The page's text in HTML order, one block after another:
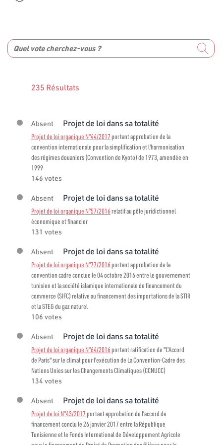
235 Résultats
Absent Projet de loi dans sa totalité
Projet de loi organique N°44/2017portant approbation de la
convention internationale pour la simplification et l'harmonisation
des régimes douaniers (Convention de Kyoto) de 1973, amendée en
1999
146 votes
Absent Projet de loi dans sa totalité
Projet de loi organique N°57/2016relatif au pôle juridictionnel
économique et financier
131 votes
Absent Projet de loi dans sa totalité
Projet de loi organique N°77/2016portant approbation de la
convention cadre conclue le 04 octobre 2016 entre le gouvernement
tunisien et la société islamique internationale de financement du
commerce (SIFC) relative au financement des importations de la STIR
et la STEG du gaz naturel
106 votes
Absent Projet de loi dans sa totalité
Projet de loi organique N°64/2016portant ratification de "L'Accord
de Paris" sur le climat pour l'exécution de La Convention-Cadre des
Nations Unies sur les Changements Climatiques (CCNUCC)
134 votes
Absent Projet de loi dans sa totalité
Projet de loi N°43/2017portant approbation de l’accord de
financement conclu le 26 janvier 2017 entre la République
Tunisienne et le Fonds International de Développement Agricole